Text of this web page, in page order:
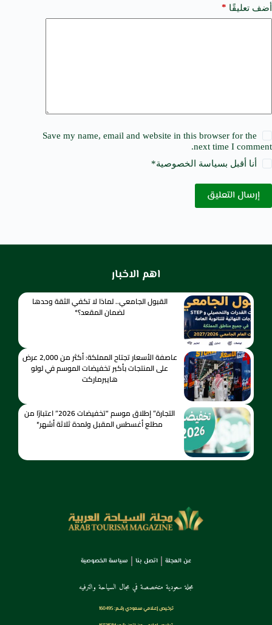
أضف تعليقًا *
Save my name, email and website in this browser for the
next time I comment.
أنا أقبل بسياسة الخصوصية*
إرسال التعليق
اهم الاخبار
القبول الجامعي.. لماذا لا تكفي الثقة وحدها
لضمان المقعد؟*
عاصفة الأسعار تجتاح المملكة: أكثر من 2,000 عرض
على المنتجات بأكبر تخفيضات الموسم في لولو
هايبرماركت
التجارة” إطلاق موسم “تخفيضات 2026” اعتبارًا من
مطلع أغسطس المقبل ولمدة ثلاثة أشهر*
عن المجلة اتصل بنا سياسة الخصوصية
مجلة سعودية متخصصة في مجال السياحة والترفيه
ترخـيص إعـلامي سـعودي رقــم: 160495